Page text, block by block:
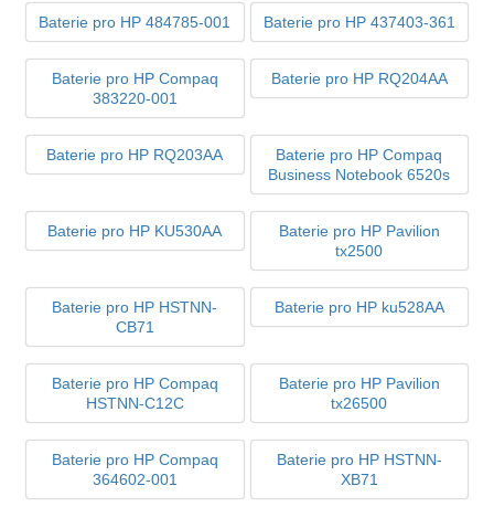
Baterie pro HP 484785-001 Baterie pro HP 437403-361
Baterie pro HP Compaq
383220-001
Baterie pro HP RQ204AA
Baterie pro HP RQ203AA
Baterie pro HP Compaq
Business Notebook 6520s
Baterie pro HP KU530AA
Baterie pro HP Pavilion
tx2500
Baterie pro HP HSTNN-
CB71
Baterie pro HP ku528AA
Baterie pro HP Compaq
HSTNN-C12C
Baterie pro HP Pavilion
tx26500
Baterie pro HP Compaq
364602-001
Baterie pro HP HSTNN-
XB71